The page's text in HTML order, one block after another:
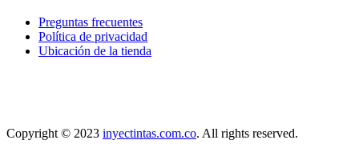
Preguntas frecuentes
Política de privacidad
Ubicación de la tienda
Copyright © 2023 inyectintas.com.co. All rights reserved.